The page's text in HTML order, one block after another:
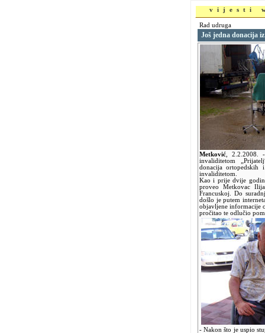
vijesti
Rad udruga
Još jedna donacija
Metković 2.2.2008.
invaliditetom
donacija ortopedskih
invaliditetom.
Kao i prije dvije
proveo Metkovac
Francuskoj. Do
došlo je putem
objavljene informacije
pročitao te odlučio
- Nakon što je uspio